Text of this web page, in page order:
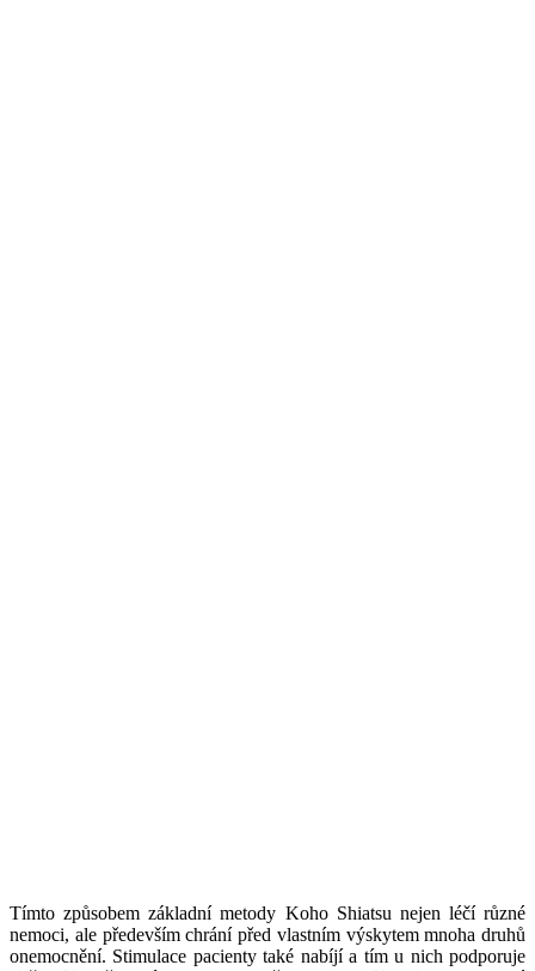
Tímto způsobem základní metody Koho Shiatsu nejen léčí různé
nemoci, ale především chrání před vlastním výskytem mnoha druhů
onemocnění. Stimulace pacienty také nabíjí a tím u nich podporuje